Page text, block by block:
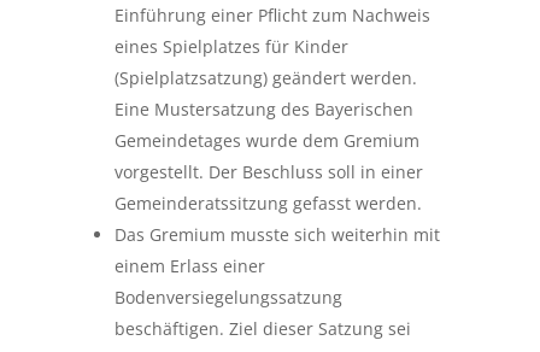
Einführung einer Pflicht zum Nachweis
eines Spielplatzes für Kinder
(Spielplatzsatzung) geändert werden.
Eine Mustersatzung des Bayerischen
Gemeindetages wurde dem Gremium
vorgestellt. Der Beschluss soll in einer
Gemeinderatssitzung gefasst werden.
Das Gremium musste sich weiterhin mit
einem Erlass einer
Bodenversiegelungssatzung
beschäftigen. Ziel dieser Satzung sei